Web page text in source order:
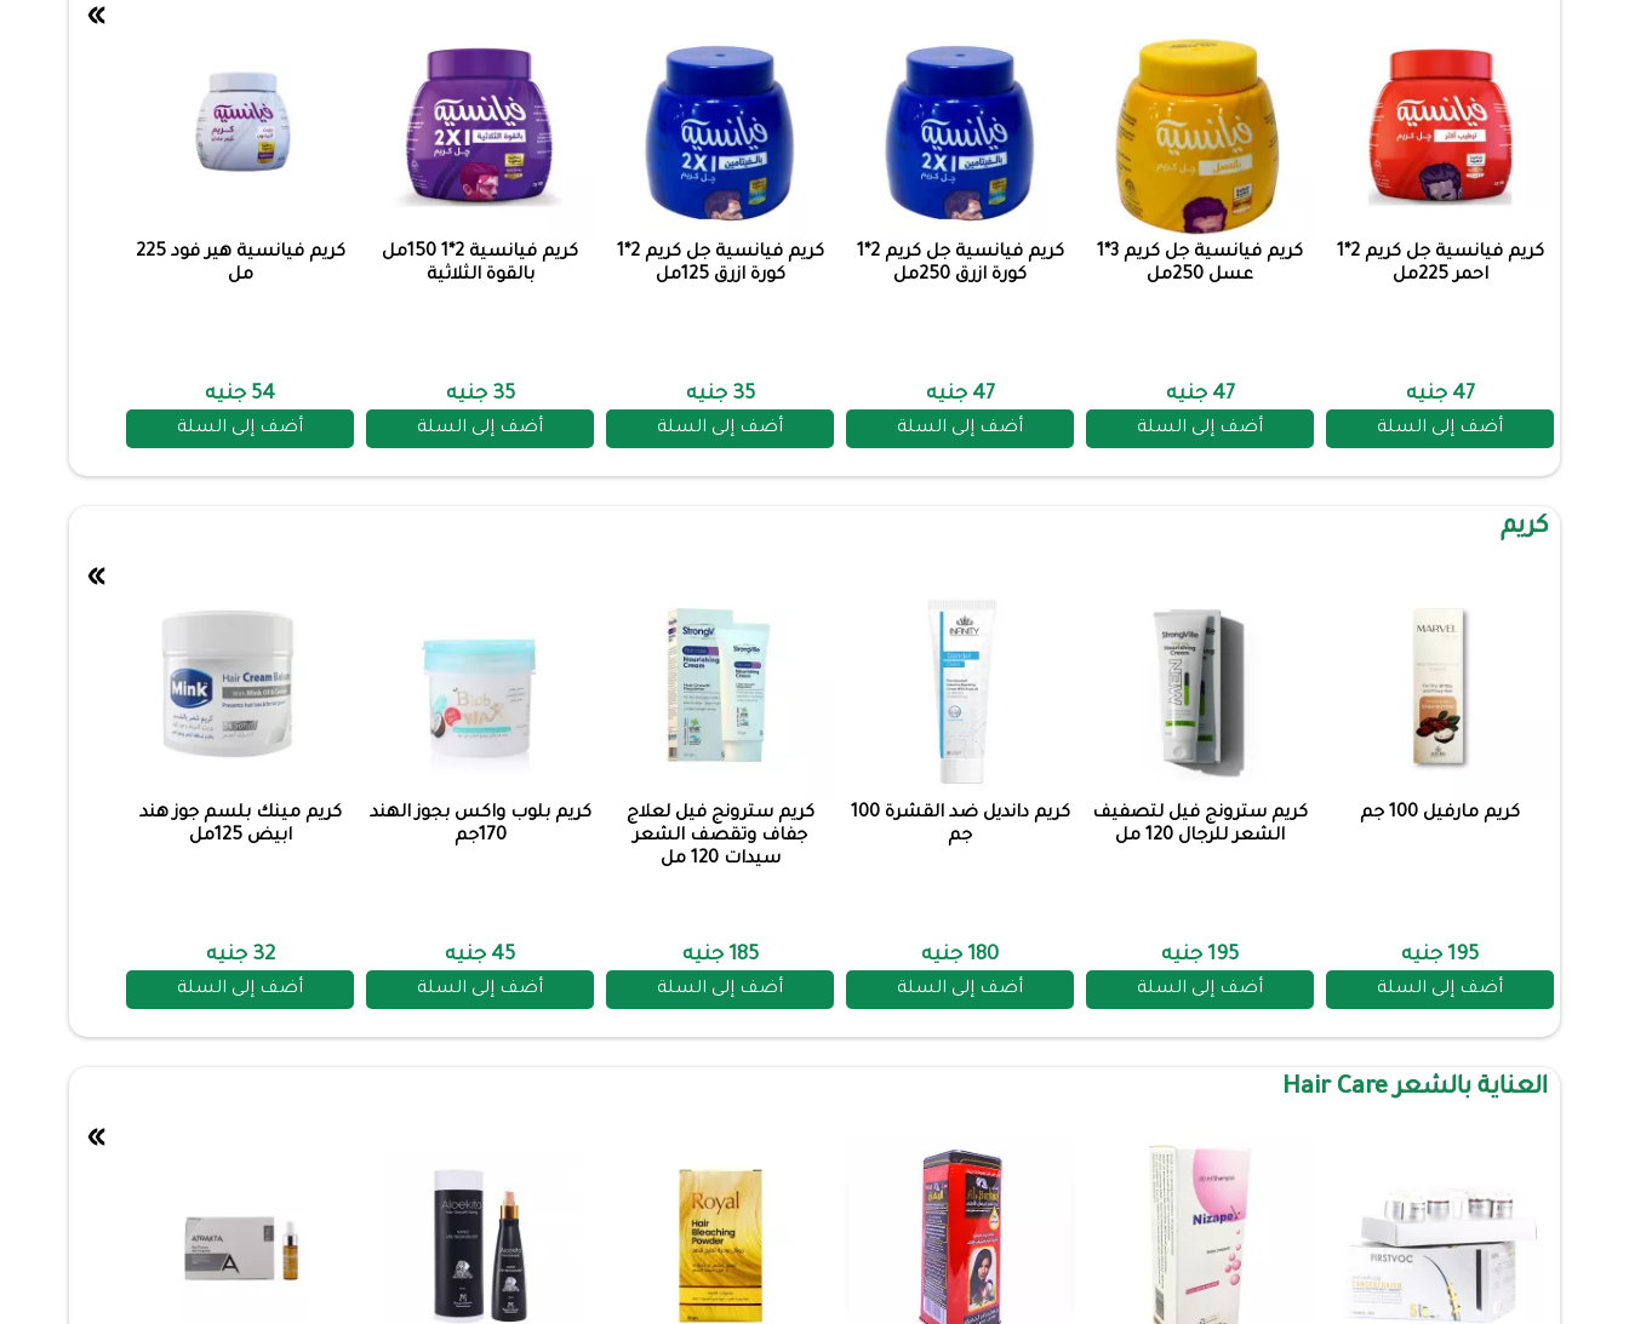
كريم فيانسية جل كريم 2*1
احمر 225مل
47 جنيه
أضف إلى السلة
كريم فيانسية جل كريم 3*1
عسل 250مل
47 جنيه
أضف إلى السلة
كريم فيانسية جل كريم 2*1
كورة ازرق 250مل
47 جنيه
أضف إلى السلة
كريم فيانسية جل كريم 2*1
كورة ازرق 125مل
35 جنيه
أضف إلى السلة
كريم فيانسية 2*1 150مل
بالقوة الثلاثية
35 جنيه
أضف إلى السلة
كريم فيانسية هير فود 225
مل
54 جنيه
أضف إلى السلة
»
كريم
كريم مارفيل 100 جم
195 جنيه
أضف إلى السلة
كريم سترونج فيل لتصفيف
الشعر للرجال 120 مل
195 جنيه
أضف إلى السلة
كريم دانديل ضد القشرة 100
جم
180 جنيه
أضف إلى السلة
كريم سترونج فيل لعلاج
جفاف وتقصف الشعر
سيدات 120 مل
185 جنيه
أضف إلى السلة
كريم بلوب واكس بجوز الهند
170جم
45 جنيه
أضف إلى السلة
كريم مينك بلسم جوز هند
ابيض 125مل
32 جنيه
أضف إلى السلة
»
العناية بالشعر Hair Care
»